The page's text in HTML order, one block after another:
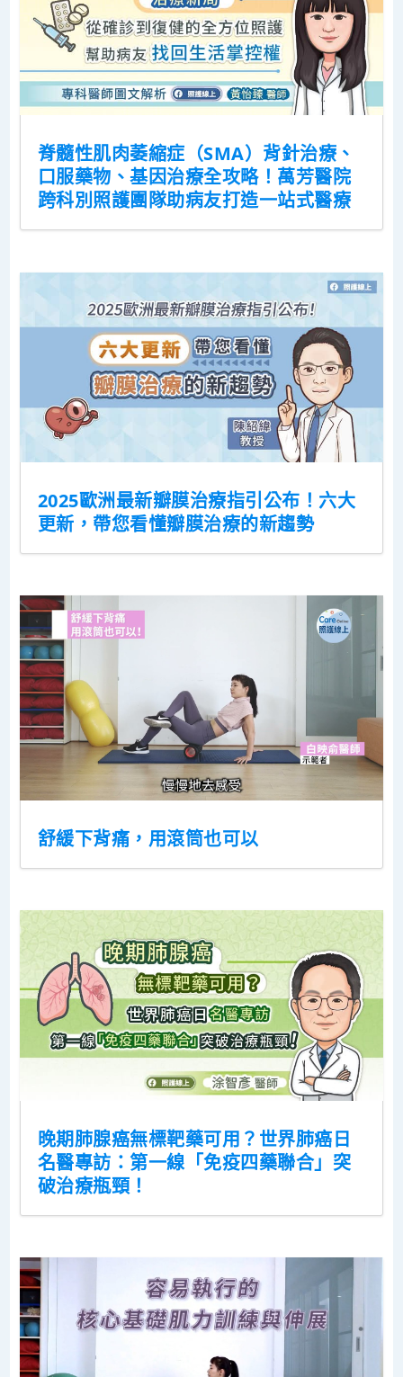
脊髓性肌肉萎縮症（SMA）背針治療、
口服藥物、基因治療全攻略！萬芳醫院
跨科別照護團隊助病友打造一站式醫療
2025歐洲最新瓣膜治療指引公布！六大
更新，帶您看懂瓣膜治療的新趨勢
舒緩下背痛，用滾筒也可以
晚期肺腺癌無標靶藥可用？世界肺癌日
名醫專訪：第一線「免疫四藥聯合」突
破治療瓶頸！